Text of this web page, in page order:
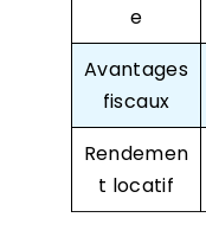
e
Avantages
fiscaux
Rendemen
t locatif